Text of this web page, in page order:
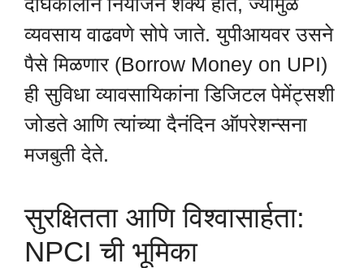
व्यवसाय वाढवणे सोपे जाते. युपीआयवर उसने
पैसे मिळणार (Borrow Money on UPI)
ही सुविधा व्यावसायिकांना डिजिटल पेमेंट्सशी
जोडते आणि त्यांच्या दैनंदिन ऑपरेशन्सना
मजबुती देते.
सुरक्षितता आणि विश्वासार्हता:
NPCI ची भूमिका